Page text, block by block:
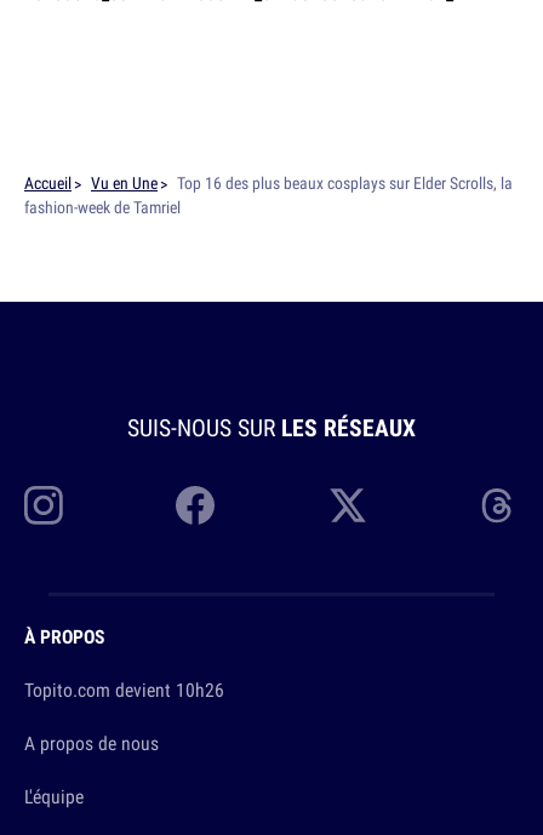
Accueil Vu en Une
Top 16 des plus beaux cosplays sur Elder Scrolls, la
fashion-week de Tamriel
SUIS-NOUS SUR LES RÉSEAUX
À PROPOS
Topito.com devient 10h26
A propos de nous
L'équipe